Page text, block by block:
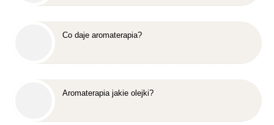
Co daje aromaterapia?
Aromaterapia jakie olejki?